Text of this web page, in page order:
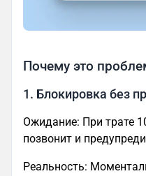
Почему это
1. Блокировка без
Ожидание: При трате
позвонит и
Реальность: